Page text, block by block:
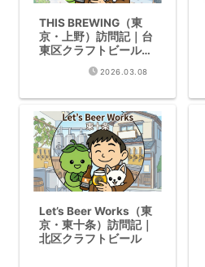
THIS BREWING（東
京・上野）訪問記｜台
東区クラフトビール口
2026.03.08
Let’s Beer Works（東
京・東十条）訪問記｜
北区クラフトビール